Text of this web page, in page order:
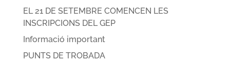
EL 21 DE SETEMBRE COMENCEN LES
INSCRIPCIONS DEL GEP
Informació important
PUNTS DE TROBADA